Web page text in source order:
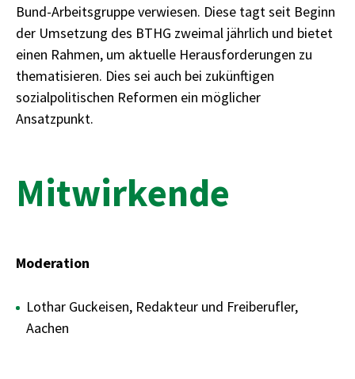
Bund-Arbeitsgruppe verwiesen. Diese tagt seit Beginn
der Umsetzung des BTHG zweimal jährlich und bietet
einen Rahmen, um aktuelle Herausforderungen zu
thematisieren. Dies sei auch bei zukünftigen
sozialpolitischen Reformen ein möglicher
Ansatzpunkt.
Mitwirkende
Moderation
Lothar Guckeisen, Redakteur und Freiberufler,
Aachen